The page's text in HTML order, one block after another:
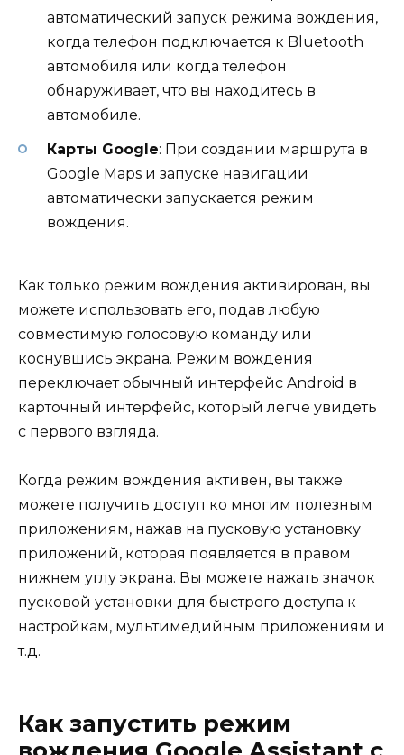
автоматический запуск режима вождения,
когда телефон подключается к Bluetooth
автомобиля или когда телефон
обнаруживает, что вы находитесь в
автомобиле.
Карты Google: При создании маршрута в
Google Maps и запуске навигации
автоматически запускается режим
вождения.
Как только режим вождения активирован, вы
можете использовать его, подав любую
совместимую голосовую команду или
коснувшись экрана. Режим вождения
переключает обычный интерфейс Android в
карточный интерфейс, который легче увидеть
с первого взгляда.
Когда режим вождения активен, вы также
можете получить доступ ко многим полезным
приложениям, нажав на пусковую установку
приложений, которая появляется в правом
нижнем углу экрана. Вы можете нажать значок
пусковой установки для быстрого доступа к
настройкам, мультимедийным приложениям и
т.д.
Как запустить режим